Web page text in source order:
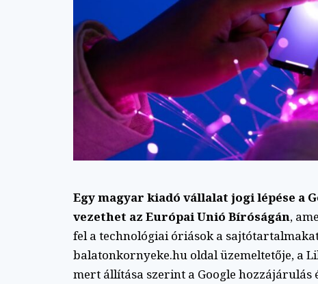
Egy magyar kiadó vállalat jogi lépése a
vezethet az Európai Unió Bíróságán,
fel a technológiai óriások a
balatonkornyeke.hu oldal üzemeltetője, a
mert állítása szerint a Google hozzájárulás